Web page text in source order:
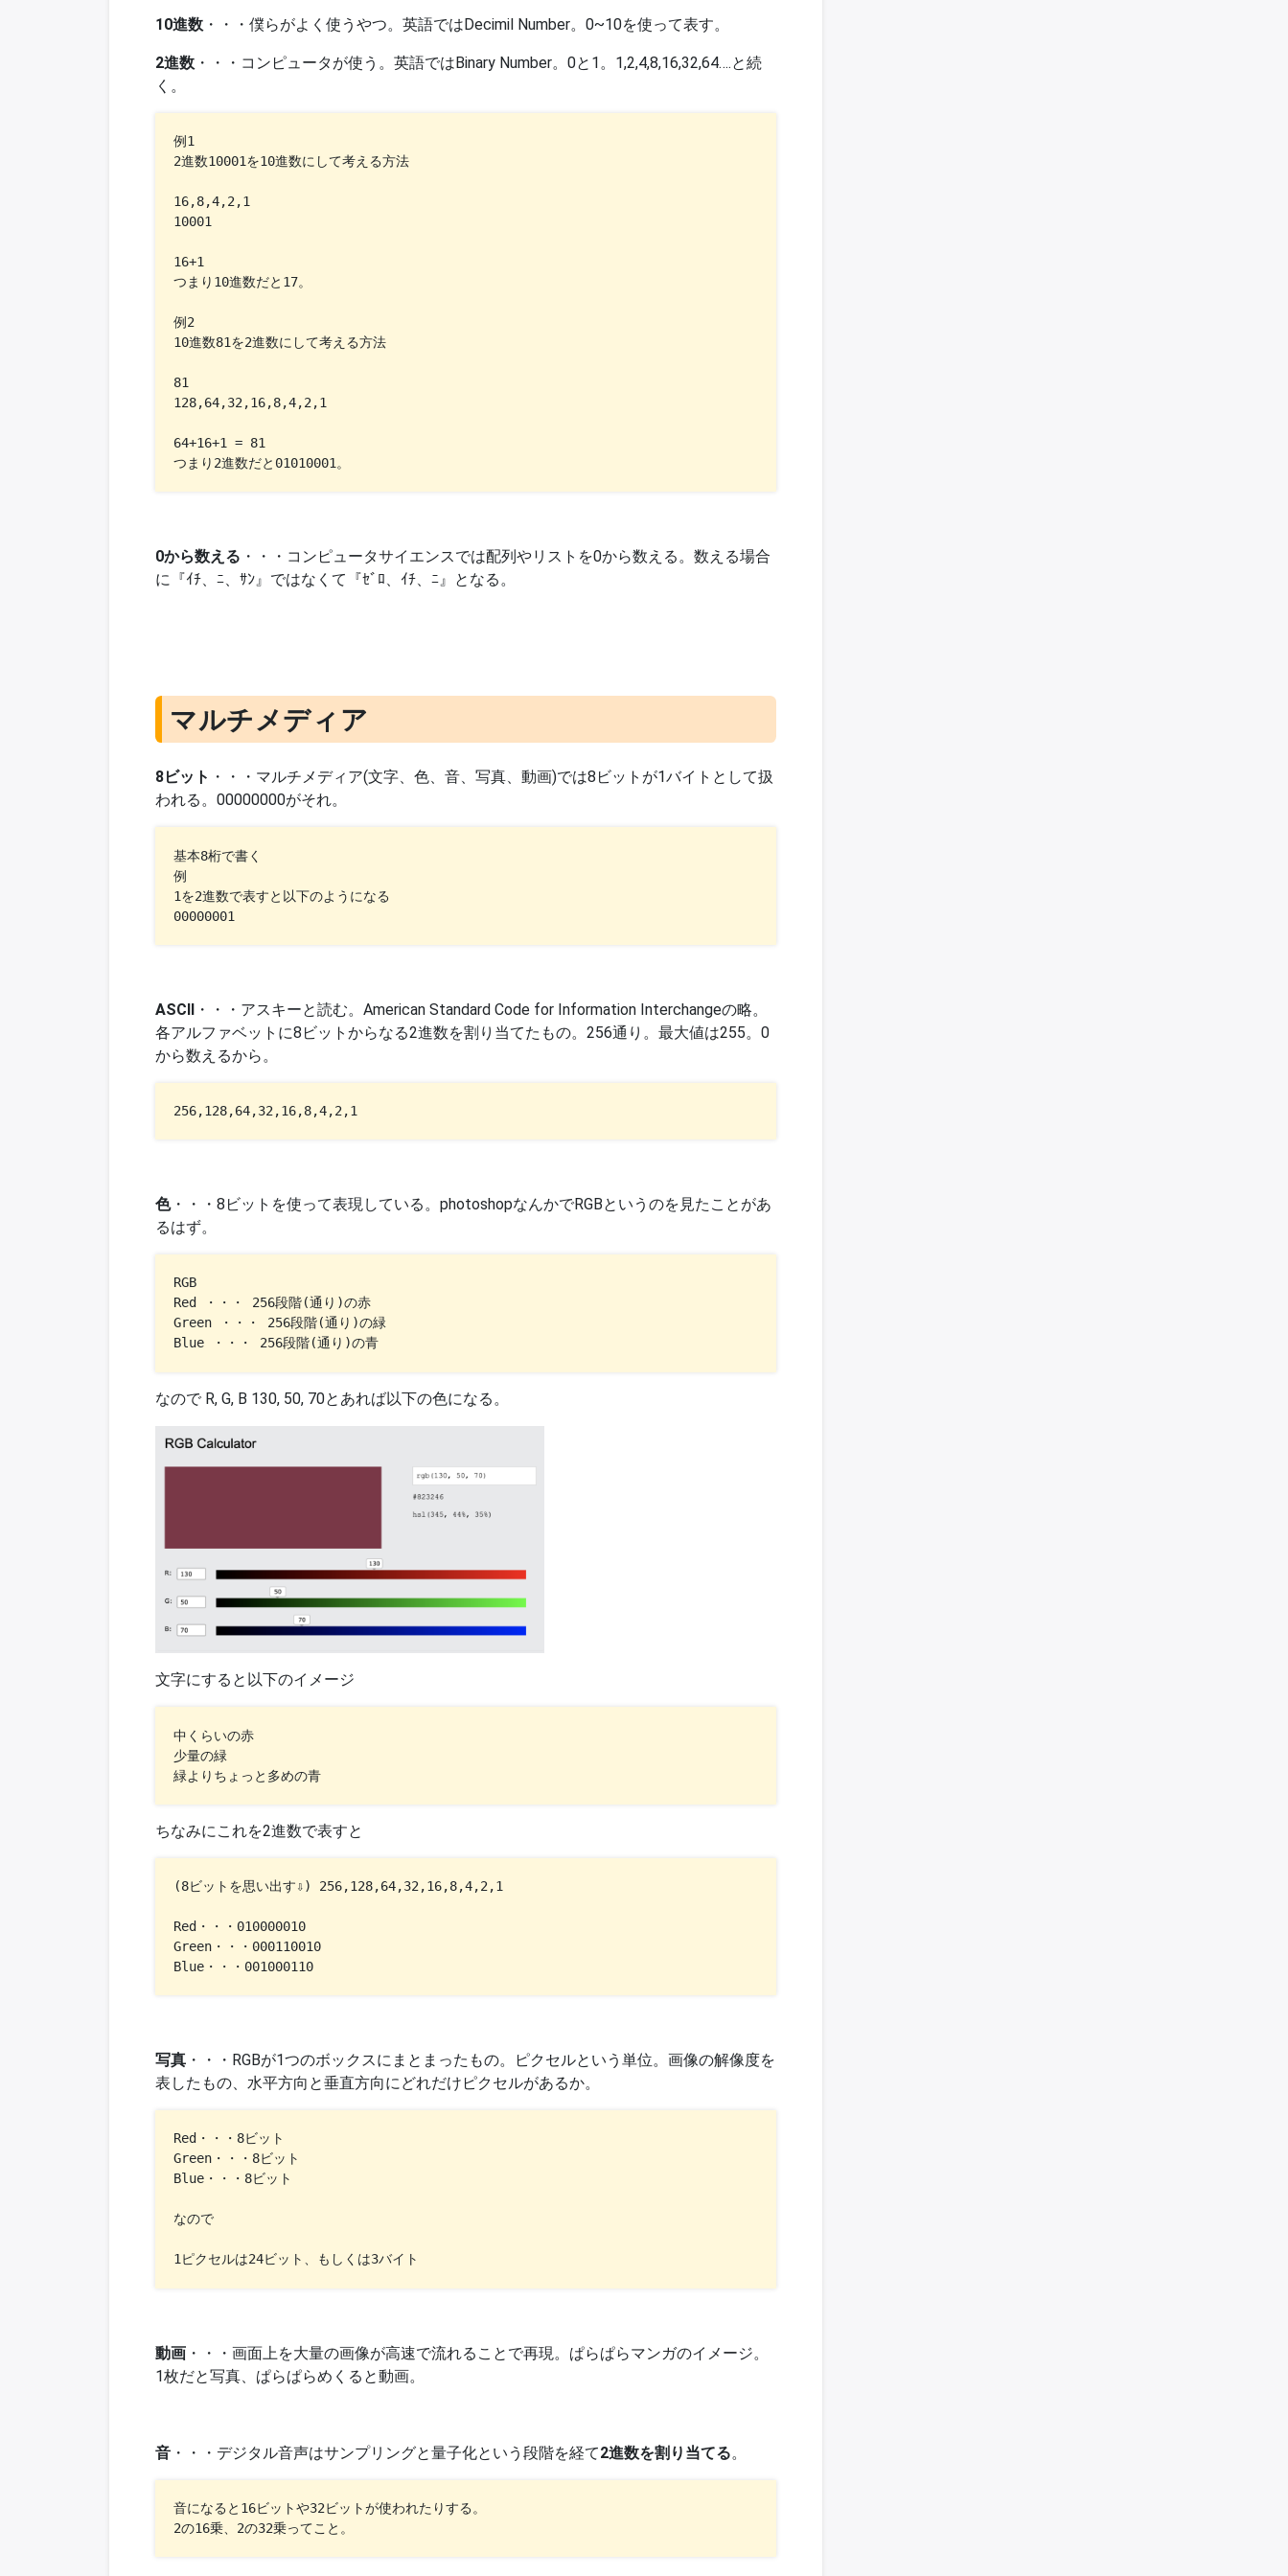
10進数 ・・・僕らがよく使うやつ。英語ではDecimil Number。0~10を使って表す。
2進数 ・・・コンピュータが使う。英語ではBinary Number。0と1。1,2,4,8,16,32,64….と続
く。
例1
2進数10001を10進数にして考える方法
16,8,4,2,1
10001
16+1
つまり10進数だと17。
例2
10進数81を2進数にして考える方法
81
128,64,32,16,8,4,2,1
64+16+1 = 81
つまり2進数だと01010001。
0から数える ・・・コンピュータサイエンスでは配列やリストを0から数える。数える場合
に『ｲﾁ、ﾆ、ｻﾝ』ではなくて『ｾﾞﾛ、ｲﾁ、ﾆ』となる。
マルチメディア
8ビット ・・・マルチメディア(文字、色、音、写真、動画)では8ビットが1バイトとして扱
われる。00000000がそれ。
基本8桁で書く
例
1を2進数で表すと以下のようになる
00000001
ASCII ・・・アスキーと読む。American Standard Code for Information Interchangeの略。
各アルファベットに8ビットからなる2進数を割り当てたもの。256通り。最大値は255。0
から数えるから。
256,128,64,32,16,8,4,2,1
色・・・8ビットを使って表現している。photoshopなんかでRGBというのを見たことがあ
るはず。
RGB
Red ・・・ 256段階(通り)の赤
Green ・・・ 256段階(通り)の緑
Blue ・・・ 256段階(通り)の青
なので R, G, B 130, 50, 70とあれば以下の色になる。
文字にすると以下のイメージ
中くらいの赤
少量の緑
緑よりちょっと多めの青
ちなみにこれを2進数で表すと
(8ビットを思い出す⇩) 256,128,64,32,16,8,4,2,1
Red・・・010000010
Green・・・000110010
Blue・・・001000110
写真 ・・・RGBが1つのボックスにまとまったもの。ピクセルという単位。画像の解像度を
表したもの、水平方向と垂直方向にどれだけピクセルがあるか。
Red・・・8ビット
Green・・・8ビット
Blue・・・8ビット
なので
1ピクセルは24ビット、もしくは3バイト
動画 ・・・画面上を大量の画像が高速で流れることで再現。ぱらぱらマンガのイメージ。
1枚だと写真、ぱらぱらめくると動画。
音 ・・・デジタル音声はサンプリングと量子化という段階を経て2進数を割り当てる。
音になると16ビットや32ビットが使われたりする。
2の16乗、2の32乗ってこと。